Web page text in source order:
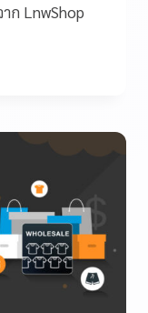
ก LnwShop